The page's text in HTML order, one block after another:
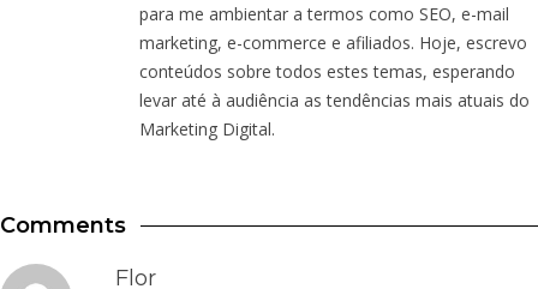
para me ambientar a termos como SEO, e-mail
marketing, e-commerce e afiliados. Hoje, escrevo
conteúdos sobre todos estes temas, esperando
levar até à audiência as tendências mais atuais do
Marketing Digital.
Comments
Flor